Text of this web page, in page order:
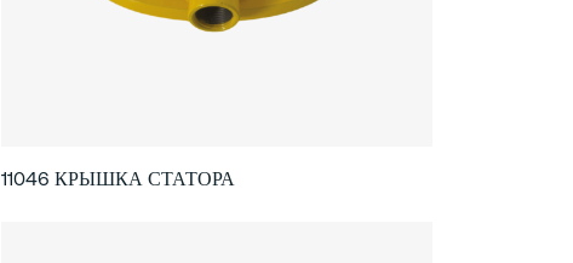
11046 КРЫШКА СТАТОРА